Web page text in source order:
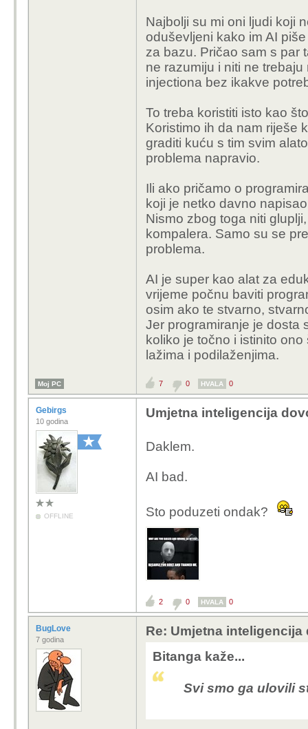
Najbolji su mi oni ljudi koji
oduševljeni kako im AI
za bazu. Pričao sam s par
ne razumiju i niti ne
injectiona bez ikakve
To treba koristiti isto kao
Koristimo ih da nam riješe
graditi kuću s tim svim
problema napravio.
Ili ako pričamo o
koji je netko davno
Nismo zbog toga niti
kompalera. Samo su se
problema.
AI je super kao alat za
vrijeme počnu baviti
osim ako te stvarno,
Jer programiranje je dosta
koliko je točno i istinito
lažima i podilaženjima.
Moj PC 7 0 HVALA 0
Gebirgs
10 godina
OFFLINE
Umjetna inteligencija
Daklem.
AI bad.
Sto poduzeti ondak?
2 0 HVALA 0
BugLove
7 godina
Re: Umjetna
Bitanga kaže...
Svi smo ga ulovili